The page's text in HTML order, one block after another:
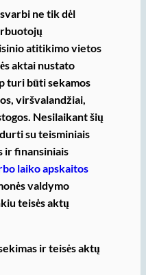
ne tik dėl
atitikimo vietos
aktai nustato
turi būti sekamos
viršvalandžiai,
Nesilaikant šių
su teisminiais
ir finansiniais
laiko apskaitos
valdymo
teisės aktų
ir teisės aktų